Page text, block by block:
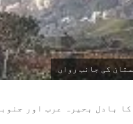
راکھ کا بادل بحیرہ عرب اور جنوبی